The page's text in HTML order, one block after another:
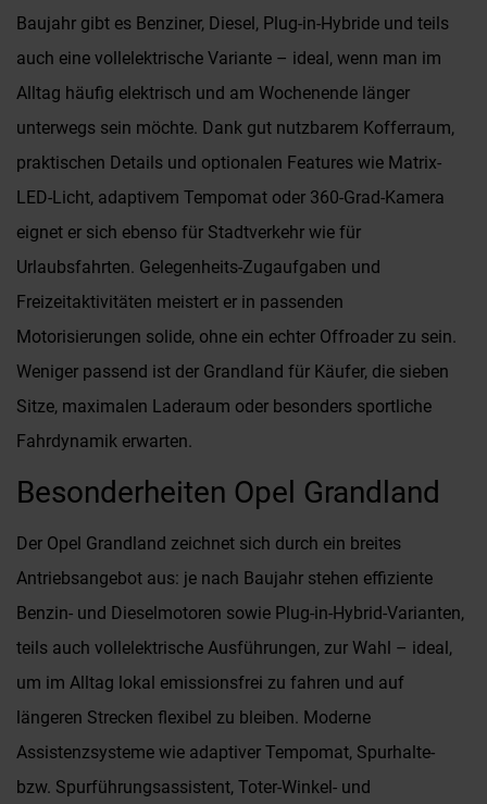
Baujahr gibt es Benziner, Diesel, Plug-in-Hybride und teils
auch eine vollelektrische Variante – ideal, wenn man im
Alltag häufig elektrisch und am Wochenende länger
unterwegs sein möchte. Dank gut nutzbarem Kofferraum,
praktischen Details und optionalen Features wie Matrix-
LED-Licht, adaptivem Tempomat oder 360-Grad-Kamera
eignet er sich ebenso für Stadtverkehr wie für
Urlaubsfahrten. Gelegenheits-Zugaufgaben und
Freizeitaktivitäten meistert er in passenden
Motorisierungen solide, ohne ein echter Offroader zu sein.
Weniger passend ist der Grandland für Käufer, die sieben
Sitze, maximalen Laderaum oder besonders sportliche
Fahrdynamik erwarten.
Besonderheiten Opel Grandland
Der Opel Grandland zeichnet sich durch ein breites
Antriebsangebot aus: je nach Baujahr stehen effiziente
Benzin- und Dieselmotoren sowie Plug-in-Hybrid-Varianten,
teils auch vollelektrische Ausführungen, zur Wahl – ideal,
um im Alltag lokal emissionsfrei zu fahren und auf
längeren Strecken flexibel zu bleiben. Moderne
Assistenzsysteme wie adaptiver Tempomat, Spurhalte-
bzw. Spurführungsassistent, Toter-Winkel- und